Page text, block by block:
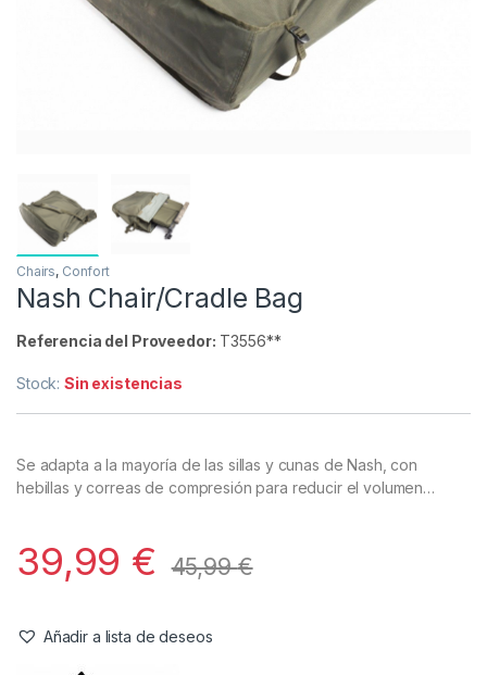
Chairs, Confort
Nash Chair/Cradle Bag
Referencia del Proveedor: T3556**
Stock:Sin existencias
Se adapta a la mayoría de las sillas y cunas de Nash, con
hebillas y correas de compresión para reducir el volumen…
39,99 € 45,99€
Añadir a lista de deseos